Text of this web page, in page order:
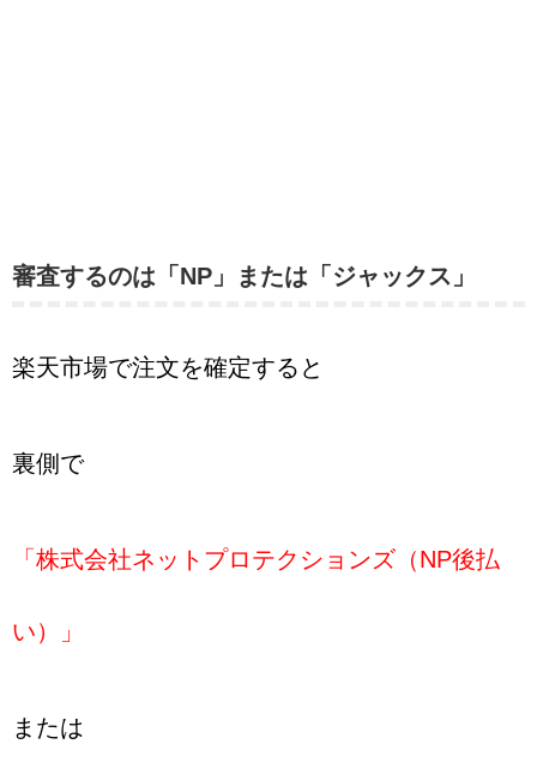
審査するのは「NP」または「ジャックス」
楽天市場で注文を確定すると
裏側で
「株式会社ネットプロテクションズ（NP後払
い）」
または